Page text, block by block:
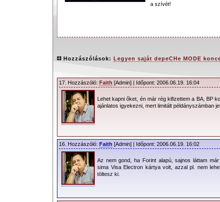
a szívét!
A depeCHe MODE hivatalos honlapja:depechemode.com
Kapcsolódó hír: depeCHe MODE Recording the Angel -
Hozzászólások: Legyen saját depeCHe MODE
17. Hozzászóló: Faith [Admin] | Időpont: 2006.06.19. 16:04
Lehet kapni őket, én már rég kifizettem a BA, BP
ajánlatos igyekezni, mert limitált példányszámban
16. Hozzászóló: Faith [Admin] | Időpont: 2006.06.19. 16:02
Az nem gond, ha Forint alapú, sajnos láttam
sima Visa Electron kártya volt, azzal pl. nem
töltesz ki.